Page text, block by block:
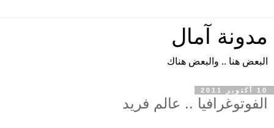
مدونة آمال
البعض هنا .. والبعض هناك
10 أكتوبر 2011
الفوتوغرافيا .. عالم فريد